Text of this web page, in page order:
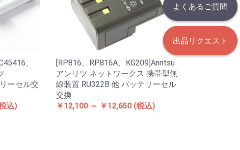
よくあるご質問
出品リクエスト
、
ーセル交
込)
[RP816、RP816A、KG209]Anritsu
アンリツ ネットワークス 携帯型無
線装置 RU322B 他 バッテリーセル
交換
￥12,100 ～ ￥12,650 (税込)